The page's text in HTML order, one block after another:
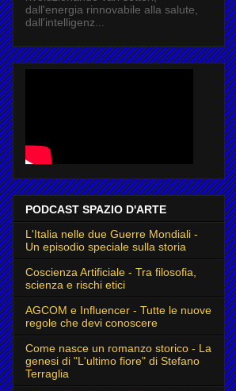
dall'energia rinnovabile alla salute,
dall'intelligenz...
PODCAST SPAZIO D'ARTE
L'Italia nelle due Guerre Mondiali -
Un episodio speciale sulla storia
Coscienza Artificiale - Tra filosofia,
scienza e rischi etici
AGCOM e Influencer - Tutte le nuove
regole che devi conoscere
Come nasce un romanzo storico - La
genesi di "L'ultimo fiore" di Stefano
Terraglia